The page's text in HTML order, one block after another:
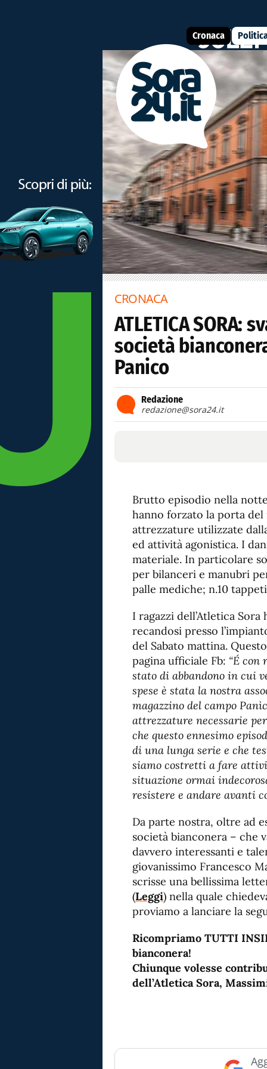
Cronaca
CRONACA
ATLETICA SORA:
società
Panico
Redazione
redazione@sora24.it
Brutto episodio nella
hanno forzato la porta
attrezzature utilizzate
ed attività agonistica. I
materiale. In particolare
per bilanceri e manubri
palle mediche; n.10
I ragazzi dell’Atletica
recandosi presso
del Sabato mattina.
pagina ufficiale Fb: “É con
stato di abbandono in cui
spese è stata la nostra
magazzino del campo
attrezzature necessarie
che questo ennesimo
di una lunga serie e che
siamo costretti a fare
situazione ormai
resistere e andare avanti
Da parte nostra, oltre ad
società bianconera – che
davvero interessanti e
giovanissimo Francesco
scrisse una bellissima
(Leggi) nella quale
proviamo a lanciare la
Ricompriamo TUTTI
bianconera!
Chiunque volesse
dell’Atletica Sora,